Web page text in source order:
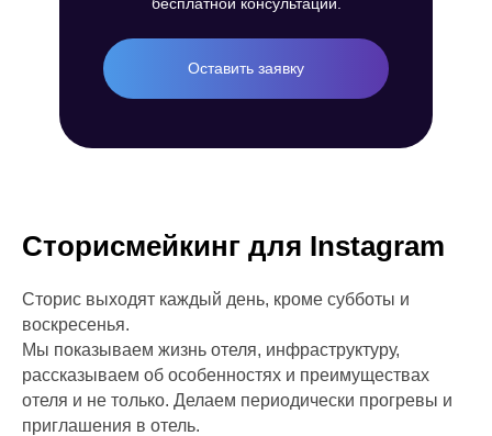
Оставить заявку
Сторисмейкинг для Instagram
Сторис выходят каждый день, кроме субботы и
воскресенья.
Мы показываем жизнь отеля, инфраструктуру,
рассказываем об особенностях и преимуществах
отеля и не только. Делаем периодически прогревы и
приглашения в отель.